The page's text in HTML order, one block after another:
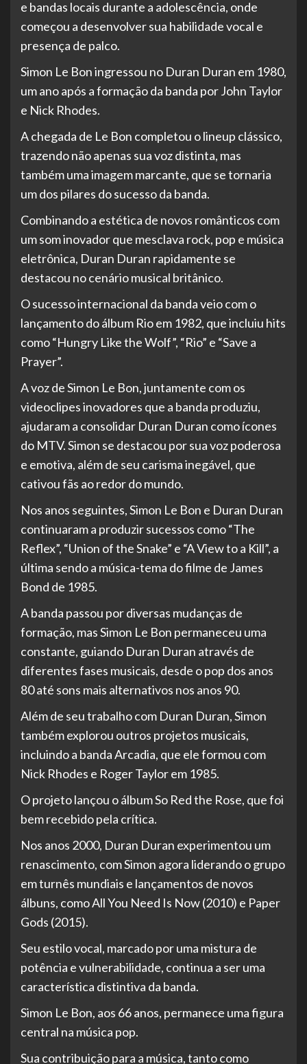
e bandas locais durante a adolescência, onde
começou a desenvolver sua habilidade vocal e
presença de palco.
Simon Le Bon ingressou no Duran Duran em 1980,
um ano após a formação da banda por John Taylor
e Nick Rhodes.
A chegada de Le Bon completou o lineup clássico,
trazendo não apenas sua voz distinta, mas
também uma imagem marcante, que se tornaria
um dos pilares do sucesso da banda.
Combinando a estética de novos românticos com
um som inovador que mesclava rock, pop e música
eletrônica, Duran Duran rapidamente se
destacou no cenário musical britânico.
O sucesso internacional da banda veio com o
lançamento do álbum Rio em 1982, que incluiu hits
como “Hungry Like the Wolf”, “Rio” e “Save a
Prayer”.
A voz de Simon Le Bon, juntamente com os
videoclipes inovadores que a banda produziu,
ajudaram a consolidar Duran Duran como ícones
do MTV. Simon se destacou por sua voz poderosa
e emotiva, além de seu carisma inegável, que
cativou fãs ao redor do mundo.
Nos anos seguintes, Simon Le Bon e Duran Duran
continuaram a produzir sucessos como “The
Reflex”, “Union of the Snake” e “A View to a Kill”, a
última sendo a música-tema do filme de James
Bond de 1985.
A banda passou por diversas mudanças de
formação, mas Simon Le Bon permaneceu uma
constante, guiando Duran Duran através de
diferentes fases musicais, desde o pop dos anos
80 até sons mais alternativos nos anos 90.
Além de seu trabalho com Duran Duran, Simon
também explorou outros projetos musicais,
incluindo a banda Arcadia, que ele formou com
Nick Rhodes e Roger Taylor em 1985.
O projeto lançou o álbum So Red the Rose, que foi
bem recebido pela crítica.
Nos anos 2000, Duran Duran experimentou um
renascimento, com Simon agora liderando o grupo
em turnês mundiais e lançamentos de novos
álbuns, como All You Need Is Now (2010) e Paper
Gods (2015).
Seu estilo vocal, marcado por uma mistura de
potência e vulnerabilidade, continua a ser uma
característica distintiva da banda.
Simon Le Bon, aos 66 anos, permanece uma figura
central na música pop.
Sua contribuição para a música, tanto como